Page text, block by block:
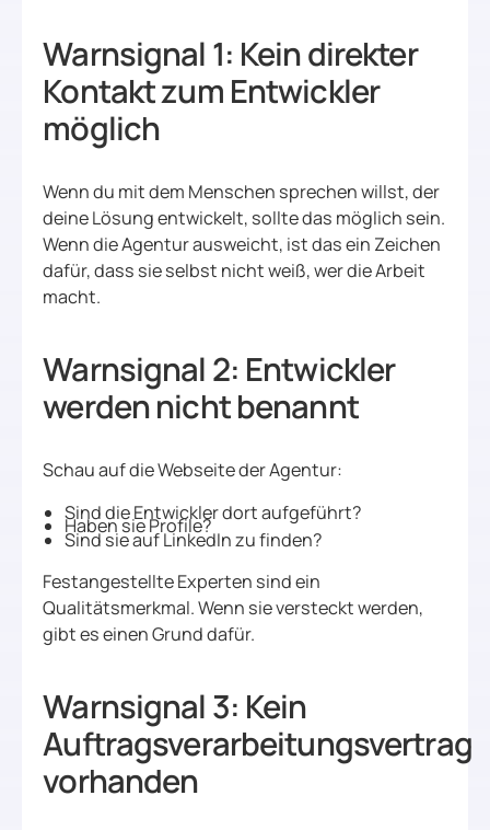
Warnsignal 1: Kein direkter
Kontakt zum Entwickler
möglich
Wenn du mit dem Menschen sprechen willst, der
deine Lösung entwickelt, sollte das möglich sein.
Wenn die Agentur ausweicht, ist das ein Zeichen
dafür, dass sie selbst nicht weiß, wer die Arbeit
macht.
Warnsignal 2: Entwickler
werden nicht benannt
Schau auf die Webseite der Agentur:
Sind die Entwickler dort aufgeführt?
Haben sie Profile?
Sind sie auf LinkedIn zu finden?
Festangestellte Experten sind ein
Qualitätsmerkmal. Wenn sie versteckt werden,
gibt es einen Grund dafür.
Warnsignal 3: Kein
Auftragsverarbeitungsvertrag
vorhanden